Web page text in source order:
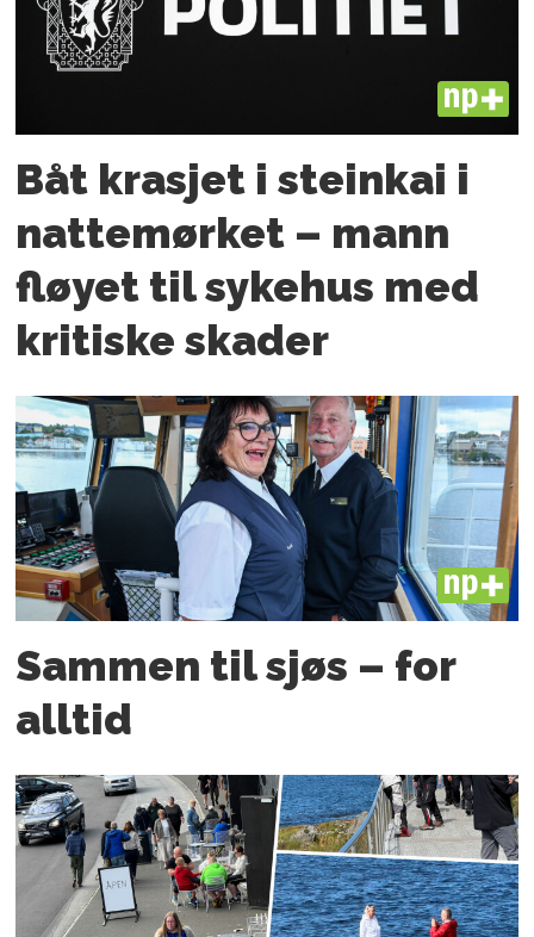
PLUS
Båt krasjet i steinkai i
nattemørket – mann
fløyet til sykehus med
kritiske skader
PLUS
Sammen til sjøs – for
alltid